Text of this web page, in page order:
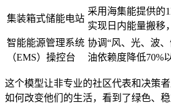
集装箱式储能电站
采用海集能提供的
实现日内能量搬移
智能能源管理系统
（EMS）操控台
协调“风、光、波
油依赖度降低70%
这个模型让非专业的社区代表和决策
如何改变他们的生活，看到了绿色、